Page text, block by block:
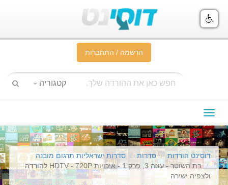
הרשמה / התחברות
קטגוריה
תפריט
ניווט
דוסינט הורדות סדרות
סדרות ישראליות תרגום מובנה
בת השוטר - עונה 3, פרק 1 - איכויות HDTV - 720P להורדה
ולצפיה ישירה